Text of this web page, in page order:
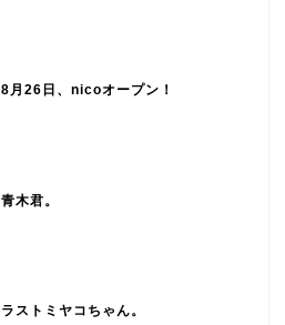
8月26日、nicoオープン！
青木君。
ラストミヤコちゃん。